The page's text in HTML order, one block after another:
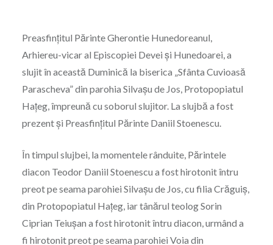
Preasfințitul Părinte Gherontie Hunedoreanul,
Arhiereu-vicar al Episcopiei Devei și Hunedoarei, a
slujit în această Duminică la biserica „Sfânta Cuvioasă
Parascheva” din parohia Silvașu de Jos, Protopopiatul
Hațeg, împreună cu soborul slujitor. La slujbă a fost
prezent și Preasfințitul Părinte Daniil Stoenescu.
În timpul slujbei, la momentele rânduite, Părintele
diacon Teodor Daniil Stoenescu a fost hirotonit întru
preot pe seama parohiei Silvașu de Jos, cu filia Crăguiș,
din Protopopiatul Hațeg, iar tânărul teolog Sorin
Ciprian Teiușan a fost hirotonit întru diacon, urmând a
fi hirotonit preot pe seama parohiei Voia din